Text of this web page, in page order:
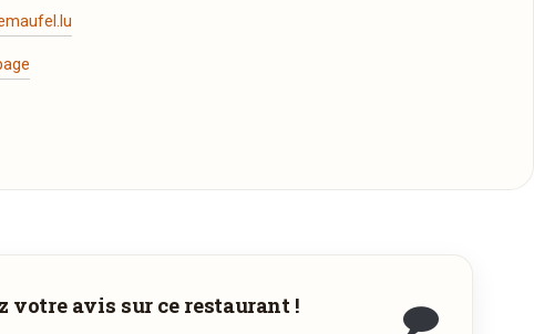
votre avis sur ce restaurant !